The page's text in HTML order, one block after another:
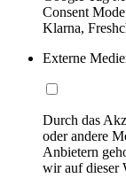
Consent
Klarna,
Externe
Durch das
oder andere
Anbietern
wir auf dieser